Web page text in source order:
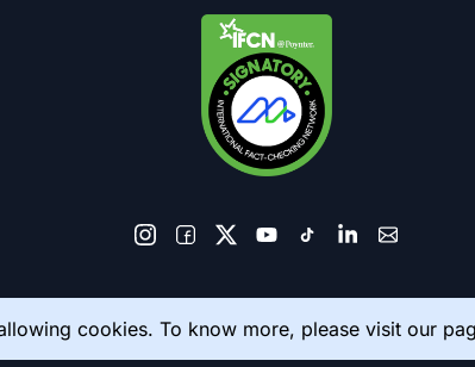
cookies. To know more, please visit our